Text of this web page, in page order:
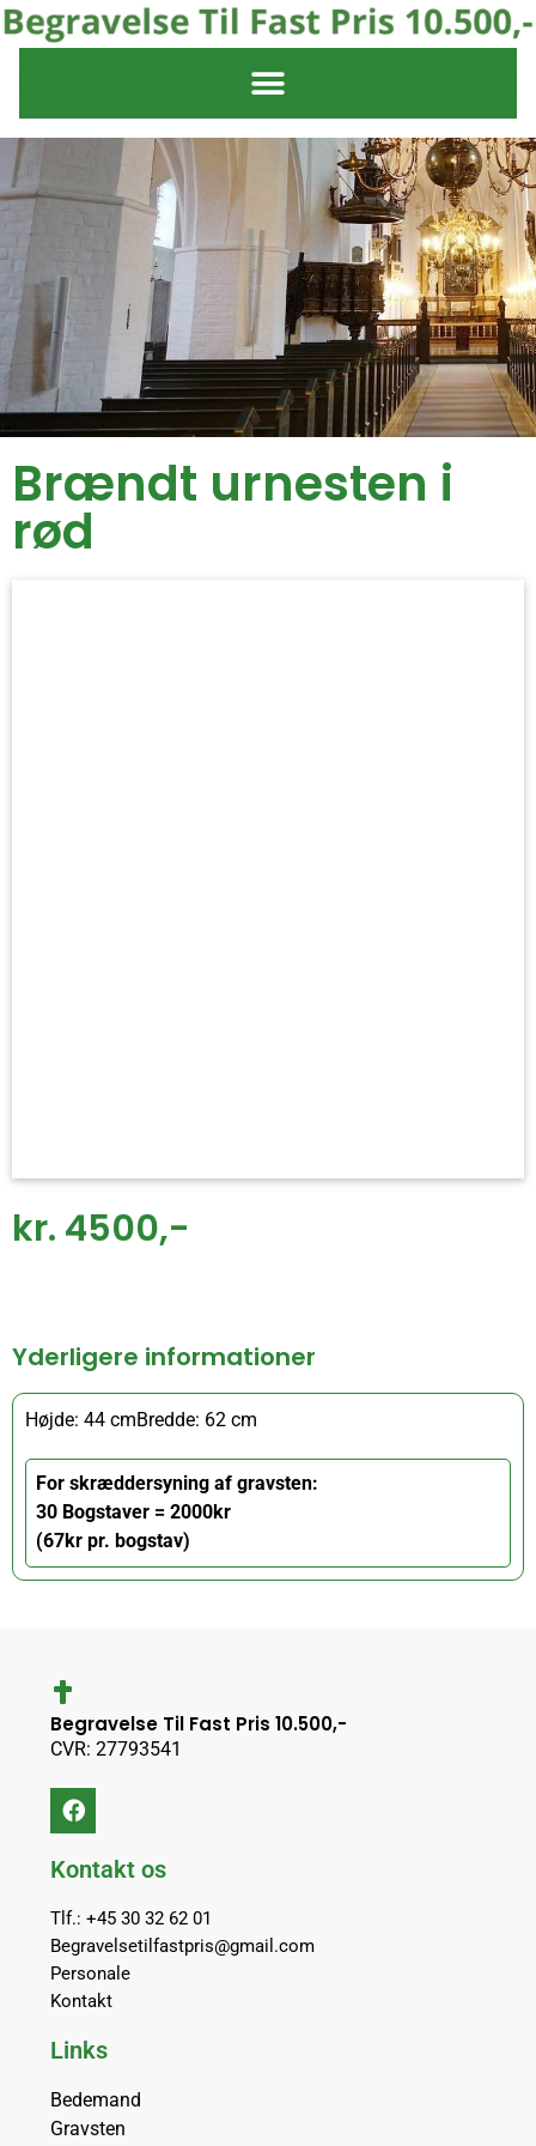
Brændt urnesten i
rød
kr. 4500,-
Yderligere informationer
Højde: 44 cmBredde: 62 cm
For skræddersyning af gravsten:
30 Bogstaver = 2000kr
(67kr pr. bogstav)
Begravelse Til Fast Pris 10.500,-
CVR: 27793541
Kontakt os
Tlf.: +45 30 32 62 01
Begravelsetilfastpris@gmail.com
Personale
Kontakt
Links
Bedemand
Gravsten